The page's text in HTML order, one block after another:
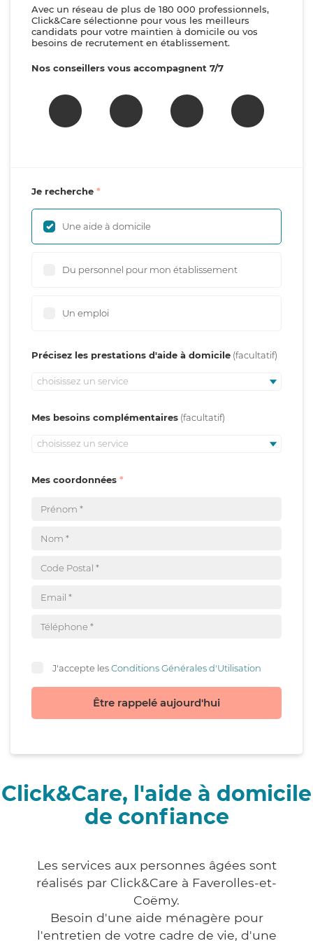
Avec un réseau de plus de 180 000 professionnels,
Click&Care sélectionne pour vous les meilleurs
candidats pour votre maintien à domicile ou vos
besoins de recrutement en établissement.
Nos conseillers vous accompagnent 7/7
Je recherche
Une aide à domicile
Du personnel pour mon établissement
Un emploi
Précisez les prestations d'aide à domicile
choisissez un service
Mes besoins complémentaires
choisissez un service
Mes coordonnées
J'accepte lesConditions Générales d'Utilisation
Être rappelé aujourd'hui
Click&Care, l'aide à domicile
de confiance
Les services aux personnes âgées sont
réalisés par Click&Care à Faverolles-et-
Coëmy.
Besoin d'une aide ménagère pour
l'entretien de votre cadre de vie, d'une